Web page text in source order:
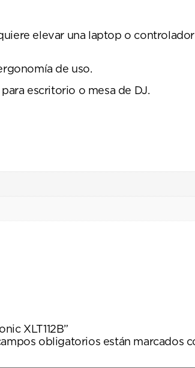
elevar una laptop o
de uso.
escritorio o mesa de DJ.
XLT112B”
obligatorios están marcados